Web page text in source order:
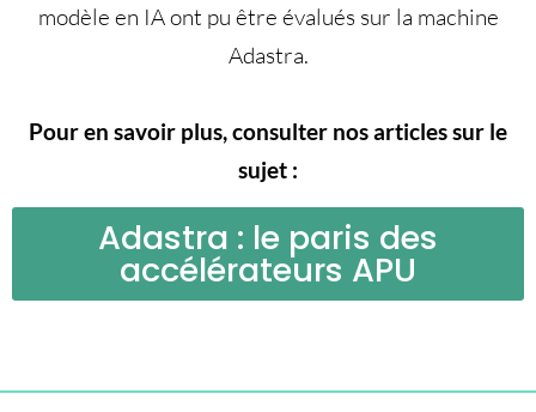
modèle en IA ont pu être évalués sur la machine
Adastra.
Pour en savoir plus, consulter nos articles sur le
sujet :
Adastra : le paris des
accélérateurs APU